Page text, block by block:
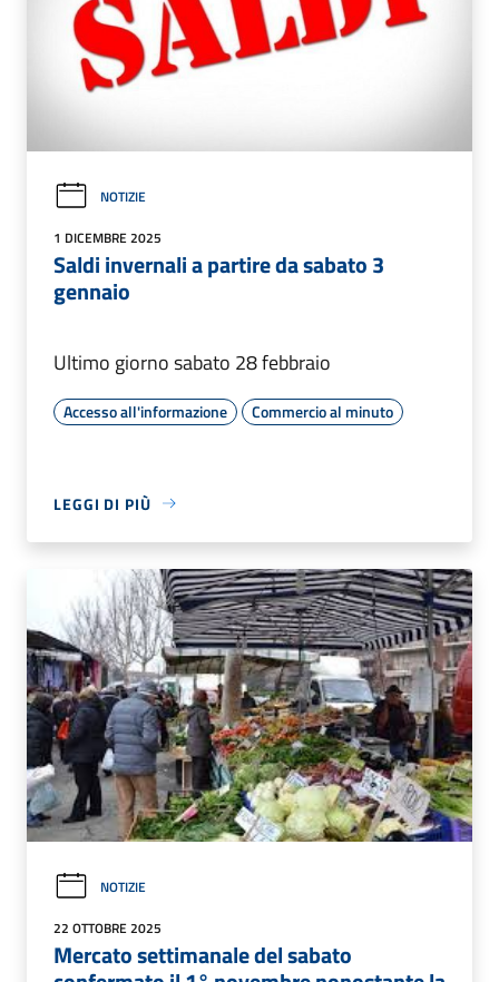
NOTIZIE
1 DICEMBRE 2025
Saldi invernali a partire da sabato 3
gennaio
Ultimo giorno sabato 28 febbraio
Accesso all'informazione Commercio al minuto
LEGGI DI PIÙ
NOTIZIE
22 OTTOBRE 2025
Mercato settimanale del sabato